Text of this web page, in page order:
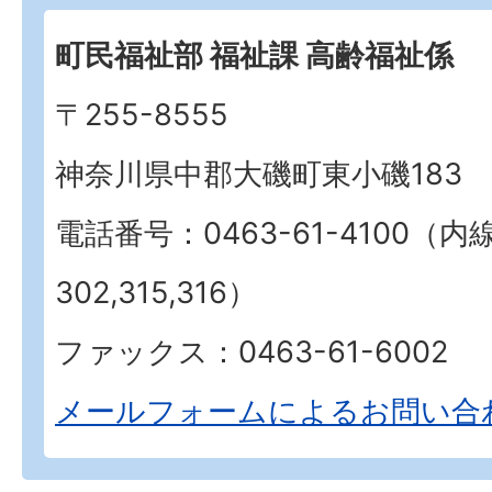
町民福祉部 福祉課 高齢福祉係
〒255-8555
神奈川県中郡大磯町東小磯183
電話番号：0463-61-4100（内
302,315,316）
ファックス：0463-61-6002
メールフォームによるお問い合